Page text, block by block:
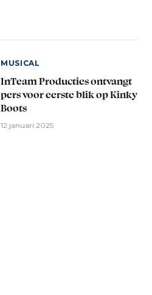
MUSICAL
InTeam Producties ontvangt
pers voor eerste blik op Kinky
Boots
12 januari 2025